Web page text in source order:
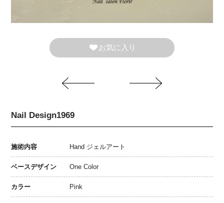
お気に入り
Nail Design1969
施術内容 Hand ジェルアート
ベースデザイン One Color
カラー Pink